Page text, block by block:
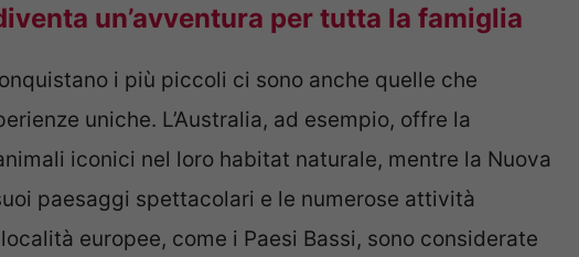
un’avventura per tutta la famiglia
i più piccoli ci sono anche quelle che
uniche. L’Australia, ad esempio, offre la
iconici nel loro habitat naturale, mentre la Nuova
paesaggi spettacolari e le numerose attività
europee, come i Paesi Bassi, sono considerate